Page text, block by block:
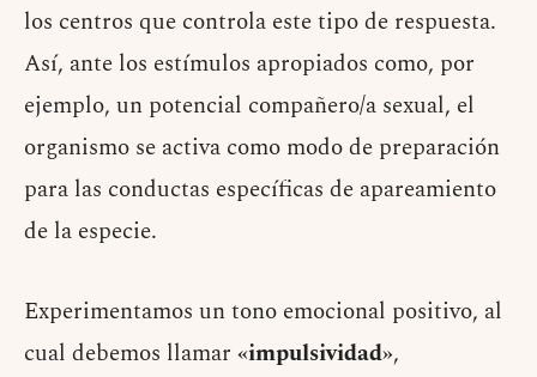
los centros que controla este tipo de respuesta.
Así, ante los estímulos apropiados como, por
ejemplo, un potencial compañero/a sexual, el
organismo se activa como modo de preparación
para las conductas específicas de apareamiento
de la especie.
Experimentamos un tono emocional positivo, al
cual debemos llamar «impulsividad»,